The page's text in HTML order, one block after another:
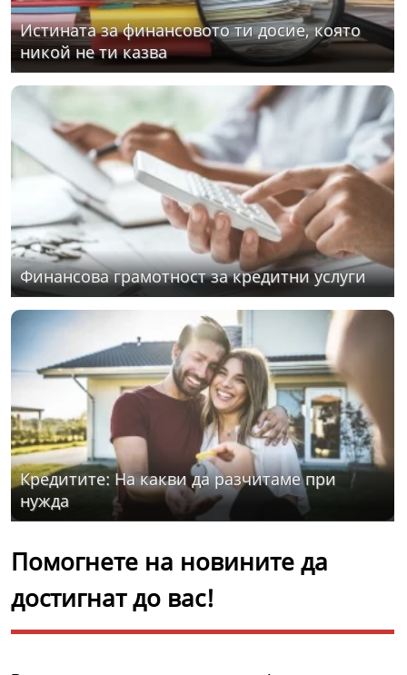
Истината за финансовото ти досие, която
никой не ти казва
Финансова грамотност за кредитни услуги
Кредитите: На какви да разчитаме при
нужда
Помогнете на новините да
достигнат до вас!